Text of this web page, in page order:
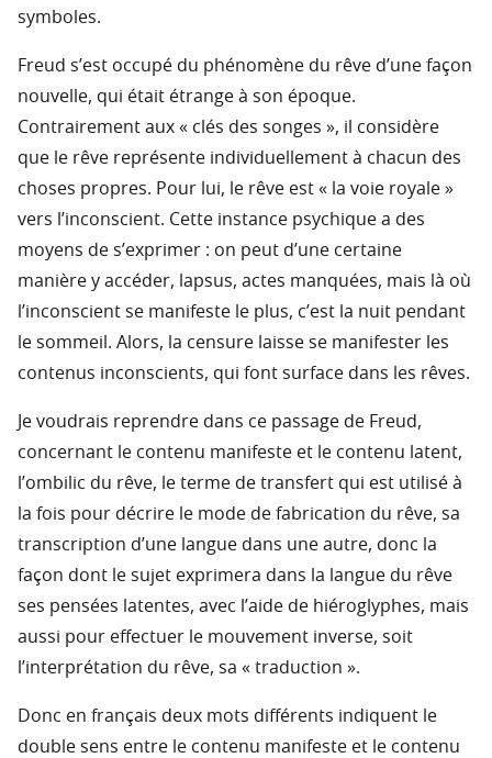
symboles.
Freud s’est occupé du phénomène du rêve d’une façon
nouvelle, qui était étrange à son époque.
Contrairement aux « clés des songes », il considère
que le rêve représente individuellement à chacun des
choses propres. Pour lui, le rêve est « la voie royale »
vers l’inconscient. Cette instance psychique a des
moyens de s’exprimer : on peut d’une certaine
manière y accéder, lapsus, actes manquées, mais là où
l’inconscient se manifeste le plus, c’est la nuit pendant
le sommeil. Alors, la censure laisse se manifester les
contenus inconscients, qui font surface dans les rêves.
Je voudrais reprendre dans ce passage de Freud,
concernant le contenu manifeste et le contenu latent,
l’ombilic du rêve, le terme de transfert qui est utilisé à
la fois pour décrire le mode de fabrication du rêve, sa
transcription d’une langue dans une autre, donc la
façon dont le sujet exprimera dans la langue du rêve
ses pensées latentes, avec l’aide de hiéroglyphes, mais
aussi pour effectuer le mouvement inverse, soit
l’interprétation du rêve, sa « traduction ».
Donc en français deux mots différents indiquent le
double sens entre le contenu manifeste et le contenu